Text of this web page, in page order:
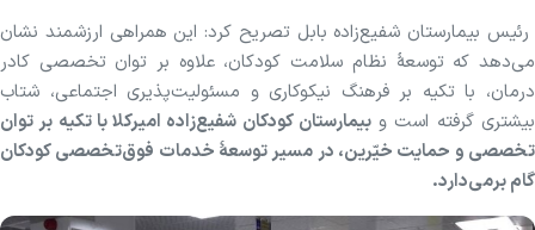
رئیس بیمارستان شفیع‌زاده بابل تصریح کرد: این همراهی ارزشمند نشان
می‌دهد که توسعهٔ نظام سلامت کودکان، علاوه بر توان تخصصی کادر
درمان، با تکیه بر فرهنگ نیکوکاری و مسئولیت‌پذیری اجتماعی، شتاب
بیشتری گرفته است وبیمارستان کودکان شفیع‌زاده امیرکلا با تکیه بر توان
تخصصی و حمایت خیّرین، در مسیر توسعهٔ خدمات فوق‌تخصصی کودکان
گام برمی‌دارد.